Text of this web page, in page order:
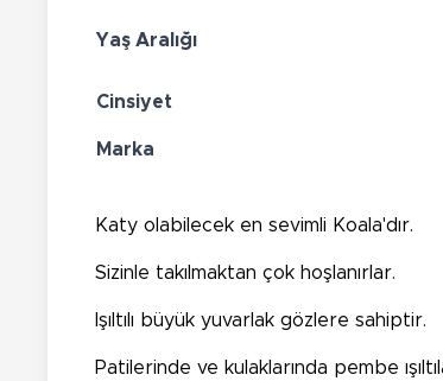
Yaş Aralığı
Cinsiyet
Marka
Katy olabilecek en sevimli Koala'dır.
Sizinle takılmaktan çok hoşlanırlar.
Işıltılı büyük yuvarlak gözlere sahiptir.
Patilerinde ve kulaklarında pembe